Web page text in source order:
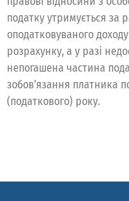
податку утримується за
оподатковуваного
розрахунку, а у разі
непогашена частина
зобов’язання платника
(податкового) року.